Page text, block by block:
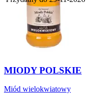
MIODY POLSKIE
Miód wielokwiatowy